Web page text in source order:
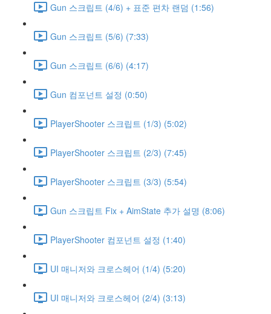
Gun 스크립트 (4/6) + 표준 편차 랜덤 (1:56)
Gun 스크립트 (5/6) (7:33)
Gun 스크립트 (6/6) (4:17)
Gun 컴포넌트 설정 (0:50)
PlayerShooter 스크립트 (1/3) (5:02)
PlayerShooter 스크립트 (2/3) (7:45)
PlayerShooter 스크립트 (3/3) (5:54)
Gun 스크립트 Fix + AimState 추가 설명 (8:06)
PlayerShooter 컴포넌트 설정 (1:40)
UI 매니저와 크로스헤어 (1/4) (5:20)
UI 매니저와 크로스헤어 (2/4) (3:13)